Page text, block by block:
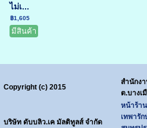
ไม่เ...
฿1,605
มีสินค้า
Copyright (c) 2015
สำนักง
ต.บางเ
บริษัท ดับบลิว.เค มัลติทูลส์ จำกัด
หน้าร้
เทพารั